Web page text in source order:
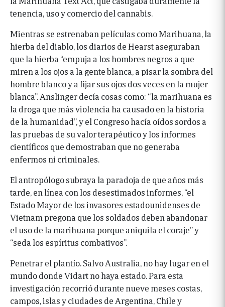
tenencia, uso y comercio del cannabis.
Mientras se estrenaban películas como Marihuana, la
hierba del diablo, los diarios de Hearst aseguraban
que la hierba “empuja a los hombres negros a que
miren a los ojos a la gente blanca, a pisar la sombra del
hombre blanco y a fijar sus ojos dos veces en la mujer
blanca”. Anslinger decía cosas como: “la marihuana es
la droga que más violencia ha causado en la historia
de la humanidad”, y el Congreso hacía oídos sordos a
las pruebas de su valor terapéutico y los informes
científicos que demostraban que no generaba
enfermos ni criminales.
El antropólogo subraya la paradoja de que años más
tarde, en línea con los desestimados informes, “el
Estado Mayor de los invasores estadounidenses de
Vietnam pregona que los soldados deben abandonar
el uso de la marihuana porque aniquila el coraje” y
“seda los espíritus combativos”.
Penetrar el plantío. Salvo Australia, no hay lugar en el
mundo donde Vidart no haya estado. Para esta
investigación recorrió durante nueve meses costas,
campos, islas y ciudades de Argentina, Chile y